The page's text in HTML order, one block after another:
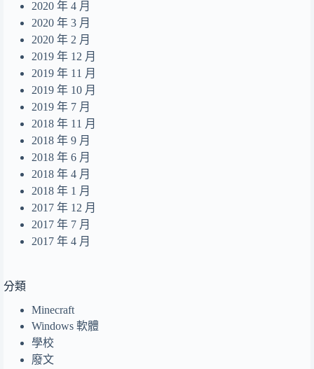
2020 年 4 月
2020 年 3 月
2020 年 2 月
2019 年 12 月
2019 年 11 月
2019 年 10 月
2019 年 7 月
2018 年 11 月
2018 年 9 月
2018 年 6 月
2018 年 4 月
2018 年 1 月
2017 年 12 月
2017 年 7 月
2017 年 4 月
分類
Minecraft
Windows 軟體
學校
廢文